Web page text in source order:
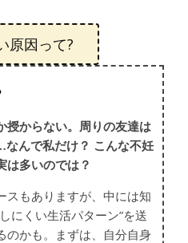
原因って?
授からない。周りの友達は
んで私だけ？ こんな不妊
は多いのでは？
スもありますが、中には知
にくい生活パターン”を送
のかも。まずは、自分自身